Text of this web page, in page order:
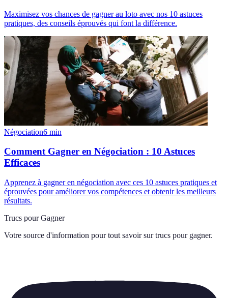
Maximisez vos chances de gagner au loto avec nos 10 astuces
pratiques, des conseils éprouvés qui font la différence.
Négociation6 min
Comment Gagner en Négociation : 10 Astuces
Efficaces
Apprenez à gagner en négociation avec ces 10 astuces pratiques et
éprouvées pour améliorer vos compétences et obtenir les meilleurs
résultats.
Trucs pour Gagner
Votre source d'information pour tout savoir sur trucs pour gagner.